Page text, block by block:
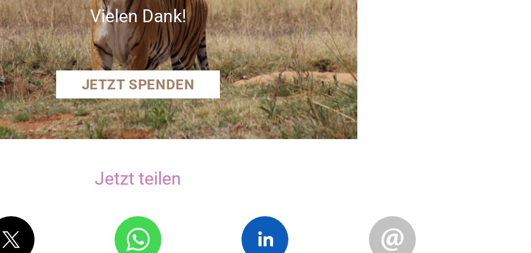
Vielen Dank!
JETZT SPENDEN
Jetzt teilen